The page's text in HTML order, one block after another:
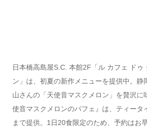
日本橋高島屋S.C. 本館2F「ル カフェ ドゥ
ン」は、初夏の新作メニューを提供中。静
山さんの「天使音マスクメロン」を贅沢に
使音マスクメロンのパフェ』は、ティータ
まで提供。1日20食限定のため、予約はお早